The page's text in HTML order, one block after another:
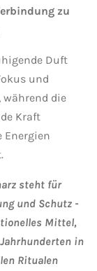
zu
Duft
und
während die
Kraft
Energien
steht für
und Schutz -
Mittel,
in
Ritualen